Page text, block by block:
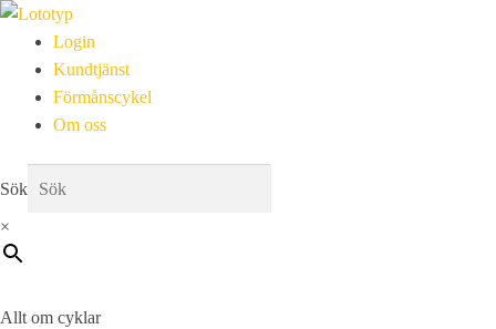
Login
Kundtjänst
Förmånscykel
Om oss
Sök
×
Allt om cyklar